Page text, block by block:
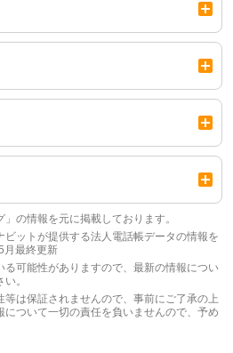
の情報を元に掲載しております。
ットが提供する法人電話帳データの情報を
月最終更新
可能性がありますので、最新の情報につい
。
は保証されませんので、事前にご了承の上
について一切の責任を負いませんので、予め